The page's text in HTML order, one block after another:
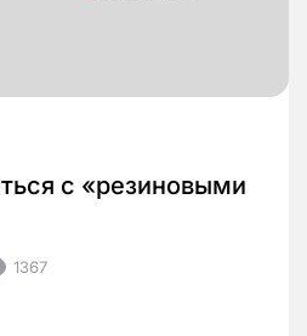
с «резиновыми
1367